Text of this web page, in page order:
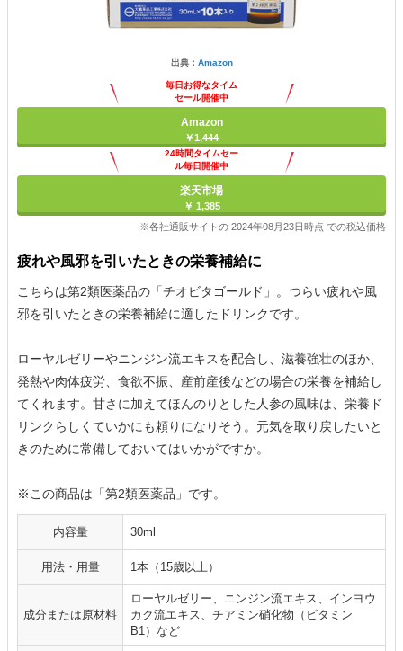
出典： Amazon
毎日お得なタイム
セール開催中
Amazon
￥1,444
24時間タイムセー
ル毎日開催中
楽天市場
￥ 1,385
※各社通販サイトの 2024年08月23日時点 での税込価格
疲れや風邪を引いたときの栄養補給に
こちらは第2類医薬品の「チオビタゴールド」。つらい疲れや風
邪を引いたときの栄養補給に適したドリンクです。
ローヤルゼリーやニンジン流エキスを配合し、滋養強壮のほか、
発熱や肉体疲労、食欲不振、産前産後などの場合の栄養を補給し
てくれます。甘さに加えてほんのりとした人参の風味は、栄養ド
リンクらしくていかにも頼りになりそう。元気を取り戻したいと
きのために常備しておいてはいかがですか。
※この商品は「第2類医薬品」です。
内容量 30ml
用法・用量 1本（15歳以上）
成分または原材料
ローヤルゼリー、ニンジン流エキス、インヨウ
カク流エキス、チアミン硝化物（ビタミン
B1）など